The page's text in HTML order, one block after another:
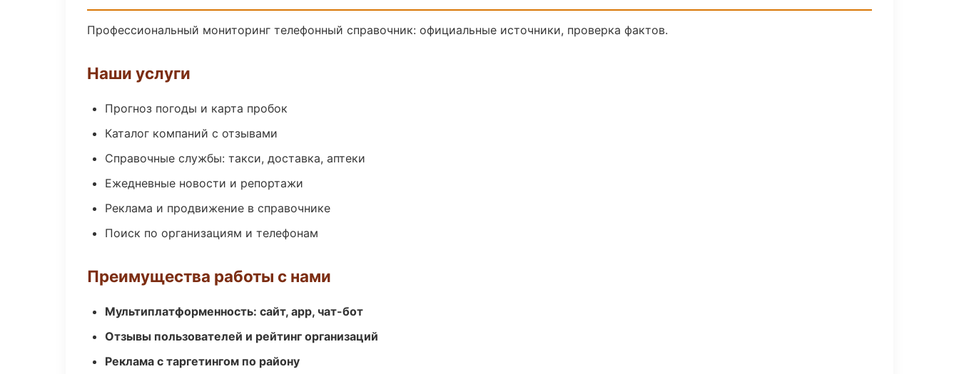
Профессиональный мониторинг телефонный справочник: официальные источники, проверка фактов.
Наши услуги
Прогноз погоды и карта пробок
Каталог компаний с отзывами
Справочные службы: такси, доставка, аптеки
Ежедневные новости и репортажи
Реклама и продвижение в справочнике
Поиск по организациям и телефонам
Преимущества работы с нами
Мультиплатформенность: сайт, app, чат-бот
Отзывы пользователей и рейтинг организаций
Реклама с таргетингом по району